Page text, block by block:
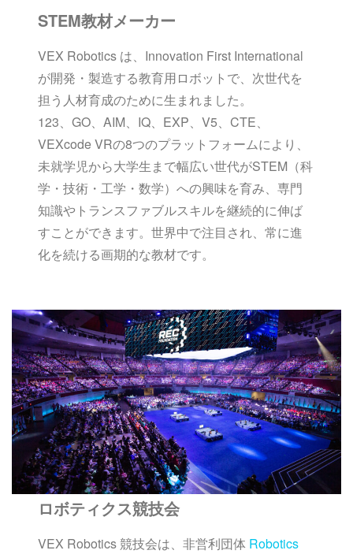
STEM教材メーカー
VEX Robotics は、Innovation First International
が開発・製造する教育用ロボットで、次世代を
担う人材育成のために生まれました。
123、GO、AIM、IQ、EXP、V5、CTE、
VEXcode VRの8つのプラットフォームにより、
未就学児から大学生まで幅広い世代がSTEM（科
学・技術・工学・数学）への興味を育み、専門
知識やトランスファブルスキルを継続的に伸ば
すことができます。世界中で注目され、常に進
化を続ける画期的な教材です。
ロボティクス競技会
VEX Robotics 競技会は、非営利団体 Robotics